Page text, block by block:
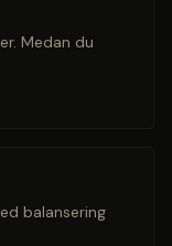
Medan du
balansering